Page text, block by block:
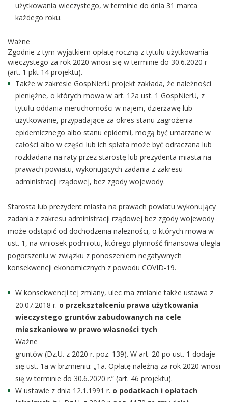
użytkowania wieczystego, w terminie do dnia 31 marca
każdego roku.
Ważne
Zgodnie z tym wyjątkiem opłatę roczną z tytułu użytkowania
wieczystego za rok 2020 wnosi się w terminie do 30.6.2020 r
(art. 1 pkt 14 projektu).
Także w zakresie GospNierU projekt zakłada, że należności
pieniężne, o których mowa w art. 12a ust. 1 GospNierU, z
tytułu oddania nieruchomości w najem, dzierżawę lub
użytkowanie, przypadające za okres stanu zagrożenia
epidemicznego albo stanu epidemii, mogą być umarzane w
całości albo w części lub ich spłata może być odraczana lub
rozkładana na raty przez starostę lub prezydenta miasta na
prawach powiatu, wykonujących zadania z zakresu
administracji rządowej, bez zgody wojewody.
Starosta lub prezydent miasta na prawach powiatu wykonujący
zadania z zakresu administracji rządowej bez zgody wojewody
może odstąpić od dochodzenia należności, o których mowa w
ust. 1, na wniosek podmiotu, którego płynność finansowa uległa
pogorszeniu w związku z ponoszeniem negatywnych
konsekwencji ekonomicznych z powodu COVID-19.
W konsekwencji tej zmiany, ulec ma zmianie także ustawa z
20.07.2018 r. o przekształceniu prawa użytkowania
wieczystego gruntów zabudowanych na cele
mieszkaniowe w prawo własności tych
Ważne
gruntów (Dz.U. z 2020 r. poz. 139). W art. 20 po ust. 1 dodaje
się ust. 1a w brzmieniu: „1a. Opłatę należną za rok 2020 wnosi
się w terminie do 30.6.2020 r.” (art. 46 projektu).
W ustawie z dnia 12.1.1991 r. o podatkach i opłatach